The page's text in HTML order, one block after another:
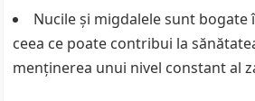
Nucile și migdalele sunt
ceea ce poate contribui la
menținerea unui nivel constant al